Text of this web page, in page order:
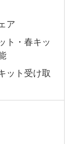
ア
ト・春キッ
ット受け取